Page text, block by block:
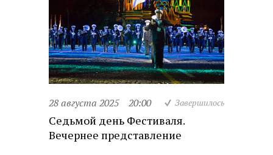
28 августа 2025 20:00 Завершилось
Седьмой день Фестиваля.
Вечернее представление